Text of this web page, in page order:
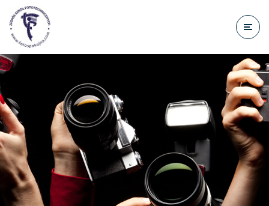
treści